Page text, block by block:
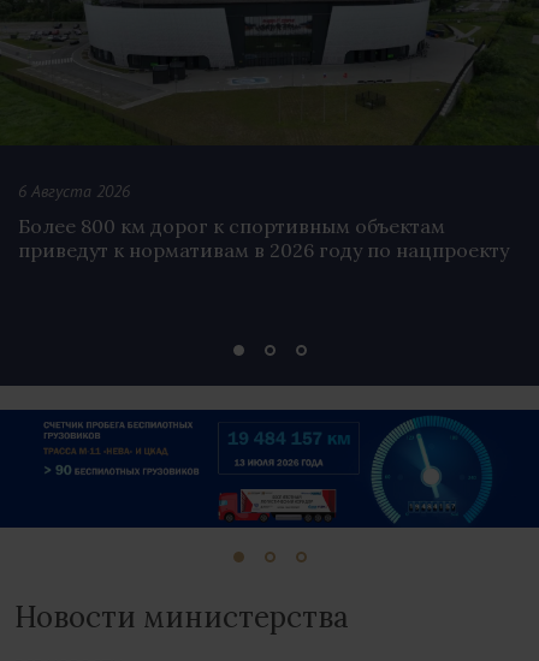
6 Августа 2026
Более 800 км дорог к спортивным объектам
приведут к нормативам в 2026 году по нацпроекту
Новости министерства